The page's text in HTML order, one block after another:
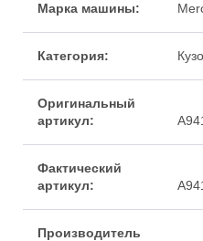
Марка машины:
Категория:
Оригинальный
артикул:
Фактический
артикул:
Производитель